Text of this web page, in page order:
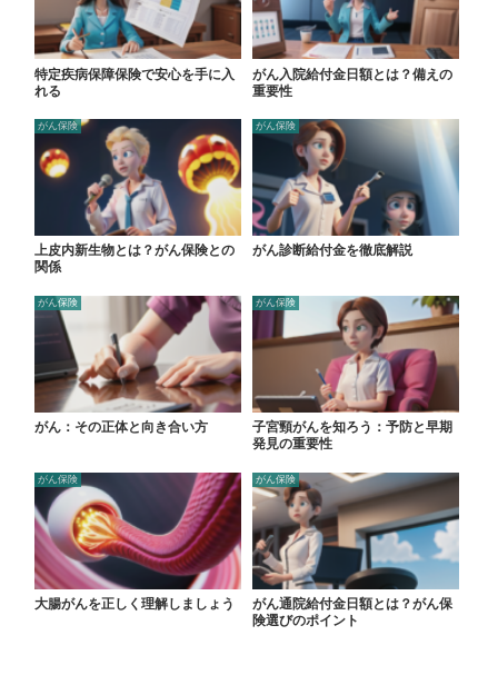
特定疾病保障保険で安心を手に入
れる
がん入院給付金日額とは？備えの
重要性
がん保険
上皮内新生物とは？がん保険との
関係
がん保険
がん診断給付金を徹底解説
がん保険
がん：その正体と向き合い方
がん保険
子宮頸がんを知ろう：予防と早期
発見の重要性
がん保険
大腸がんを正しく理解しましょう
がん保険
がん通院給付金日額とは？がん保
険選びのポイント